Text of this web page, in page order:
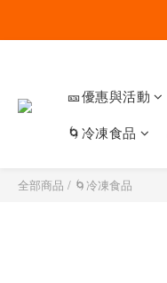
🎫優惠與活動
🌀冷凍食品
全部商品 / 🌀冷凍食品